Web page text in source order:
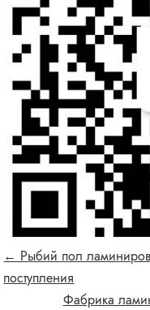
← Рыбий пол
поступления
Фабрика